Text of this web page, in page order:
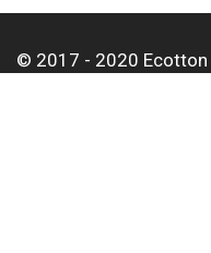
© 2017 - 2020 Ecotton